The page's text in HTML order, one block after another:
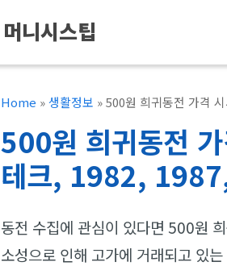
머니시스팁
Home »생활정보 »500원 희귀동전 가격
500원 희귀동전
테크, 1982,
동전 수집에 관심이 있다면 500원
소성으로 인해 고가에 거래되고 있